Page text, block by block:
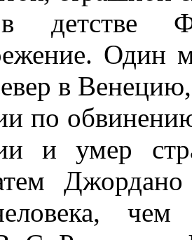
детстве
Один
в
по
и умер